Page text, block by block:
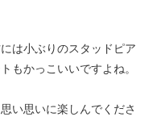
は小ぶりのスタッドピア
もかっこいいですよね。
い思いに楽しんでくださ